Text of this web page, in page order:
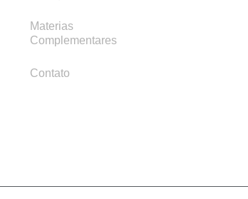
Materias
Complementares
Contato